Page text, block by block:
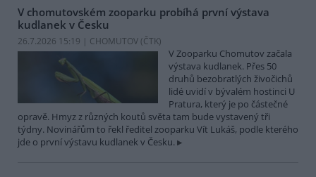
V chomutovském zooparku probíhá první výstava
kudlanek v Česku
26.7.2026 15:19 | CHOMUTOV (ČTK)
V Zooparku Chomutov začala
výstava kudlanek. Přes 50
druhů bezobratlých živočichů
lidé uvidí v bývalém hostinci U
Pratura, který je po částečné
opravě. Hmyz z různých koutů světa tam bude vystavený tři
týdny. Novinářům to řekl ředitel zooparku Vít Lukáš, podle kterého
jde o první výstavu kudlanek v Česku.